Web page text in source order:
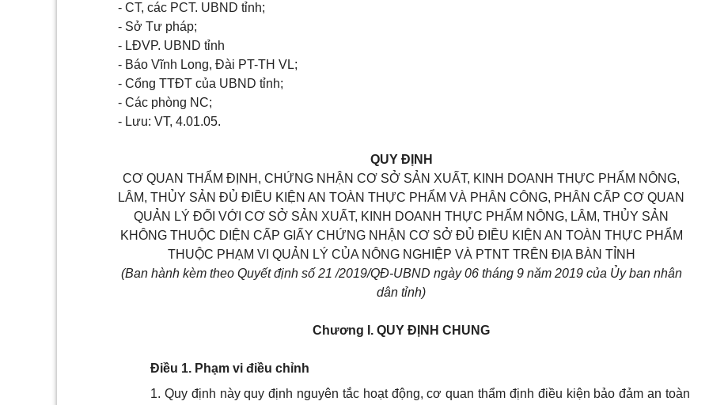
- CT, các PCT. UBND tỉnh;
- Sở Tư pháp;
- LĐVP. UBND tỉnh
- Báo Vĩnh Long, Đài PT-TH VL;
- Cổng TTĐT của UBND tỉnh;
- Các phòng NC;
- Lưu: VT, 4.01.05.
QUY ĐỊNH
CƠ QUAN THẨM ĐỊNH, CHỨNG NHẬN CƠ SỞ SẢN XUẤT, KINH DOANH THỰC PHẨM NÔNG,
LÂM, THỦY SẢN ĐỦ ĐIỀU KIỆN AN TOÀN THỰC PHẨM VÀ PHÂN CÔNG, PHÂN CẤP CƠ QUAN
QUẢN LÝ ĐỐI VỚI CƠ SỞ SẢN XUẤT, KINH DOANH THỰC PHẨM NÔNG, LÂM, THỦY SẢN
KHÔNG THUỘC DIỆN CẤP GIẤY CHỨNG NHẬN CƠ SỞ ĐỦ ĐIỀU KIỆN AN TOÀN THỰC PHẨM
THUỘC PHẠM VI QUẢN LÝ CỦA NÔNG NGHIỆP VÀ PTNT TRÊN ĐỊA BÀN TỈNH
(Ban hành kèm theo Quyết định số 21 /2019/QĐ-UBND ngày 06 tháng 9 năm 2019 của Ủy ban nhân
dân tỉnh)
Chương I. QUY ĐỊNH CHUNG
Điều 1. Phạm vi điều chỉnh
1. Quy định này quy định nguyên tắc hoạt động, cơ quan thẩm định điều kiện bảo đảm an toàn